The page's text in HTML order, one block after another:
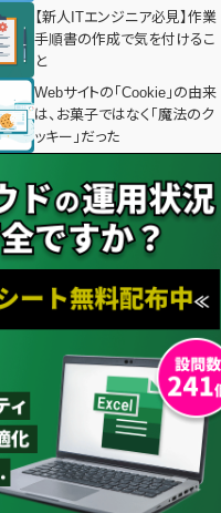
【新人ITエンジニア必見】作業
手順書の作成で気を付けるこ
と
Webサイトの「Cookie」の由来
は、お菓子ではなく「魔法のク
ッキー」だった